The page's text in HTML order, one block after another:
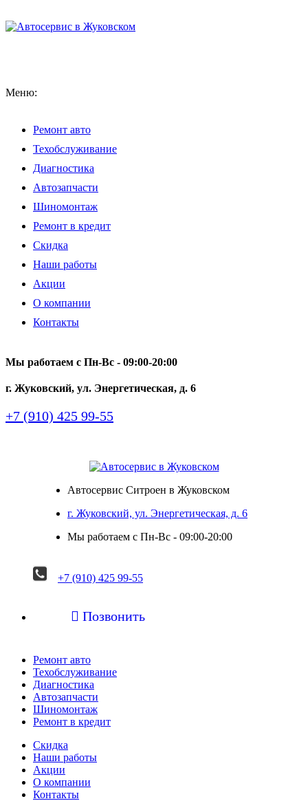
Меню:
Ремонт авто
Техобслуживание
Диагностика
Автозапчасти
Шиномонтаж
Ремонт в кредит
Скидка
Наши работы
Акции
О компании
Контакты
Мы работаем с Пн-Вc - 09:00-20:00
г. Жуковский, ул. Энергетическая, д. 6
+7 (910) 425 99-55
Автосервис Ситроен в Жуковском
г. Жуковский, ул. Энергетическая, д. 6
Мы работаем с Пн-Вc - 09:00-20:00
+7 (910) 425 99-55
 Позвонить
Ремонт авто
Техобслуживание
Диагностика
Автозапчасти
Шиномонтаж
Ремонт в кредит
Скидка
Наши работы
Акции
О компании
Контакты